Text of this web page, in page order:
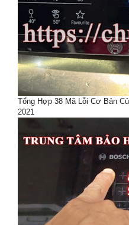
Tổng Hợp 38 Mã Lỗi Cơ Bản
2021